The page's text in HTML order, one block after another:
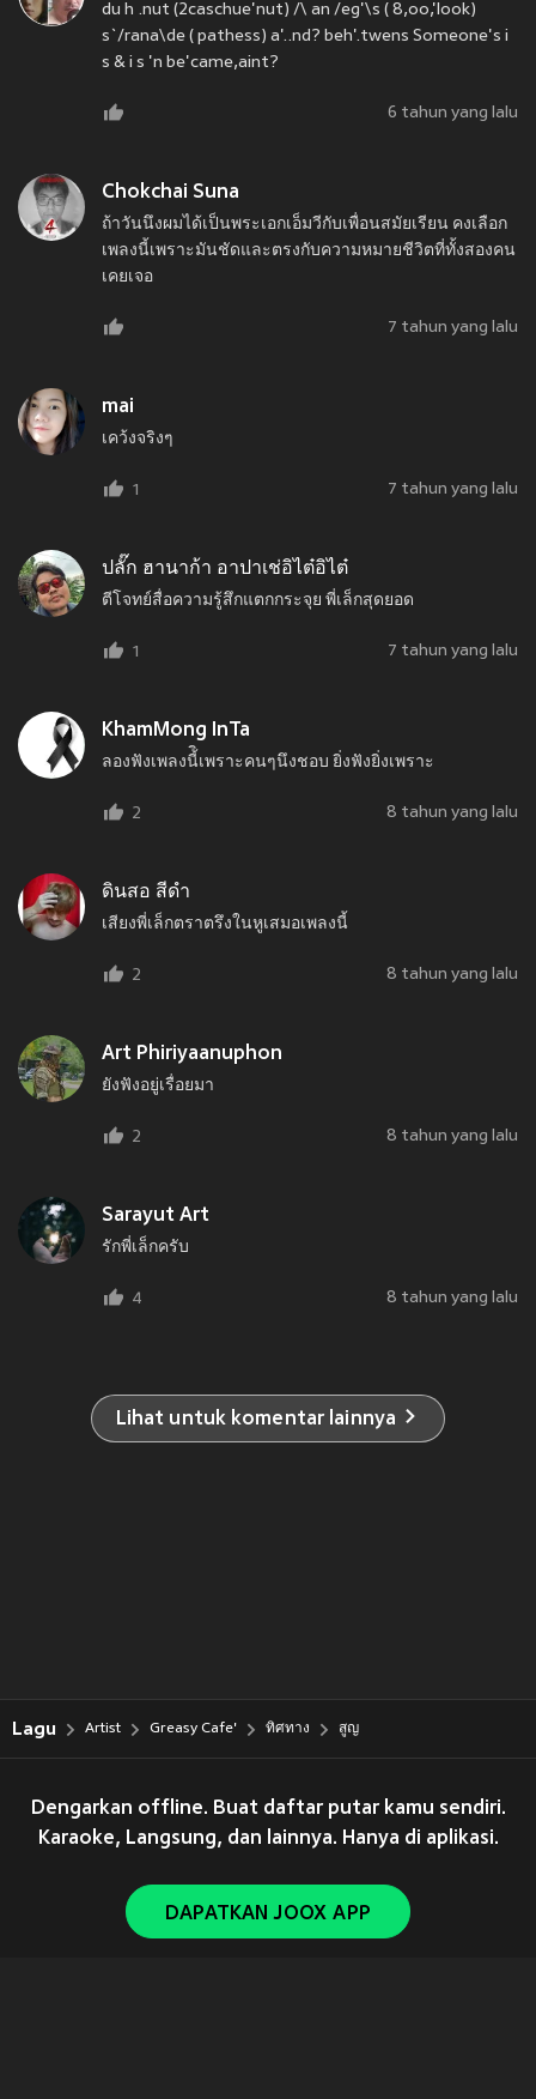
du h .nut (2caschue'nut) /\ an /eg'\s ( 8,oo,'look)
s`/rana\de ( pathess) a'..nd? beh'.twens Someone's i
s & i s 'n be'came,aint?
6 tahun yang lalu
Chokchai Suna
ถ้าวันนึงผมได้เป็นพระเอกเอ็มวีกับเพื่อนสมัยเรียน คงเลือก
เพลงนี้เพราะมันชัดและตรงกับความหมายชีวิตที่ทั้งสองคน
เคยเจอ
7 tahun yang lalu
mai
เคว้งจริงๆ
1 7 tahun yang lalu
ปลั๊ก ฮานาก้า อาปาเช่อิไต๋อิไต๋
ตีโจทย์สื่อความรู้สึกแตกกระจุย พี่เล็กสุดยอด
1 7 tahun yang lalu
KhamMong InTa
ลองฟังเพลงนี้ิเพราะคนๆนึงชอบ​ ยิ่งฟังยิ่งเพราะ
2 8 tahun yang lalu
ดินสอ สีดำ
เสียงพี่เล็กตราตรึงในหูเสมอเพลงนี้
2 8 tahun yang lalu
Art Phiriyaanuphon
ยังฟังอยู่เรื่อยมา
2 8 tahun yang lalu
Sarayut Art
รักพี่เล็กครับ
4 8 tahun yang lalu
Lihat untuk komentar lainnya
Lagu Artist Greasy Cafe' ทิศทาง สูญ
Dengarkan offline. Buat daftar putar kamu sendiri.
Karaoke, Langsung, dan lainnya. Hanya di aplikasi.
DAPATKAN JOOX APP